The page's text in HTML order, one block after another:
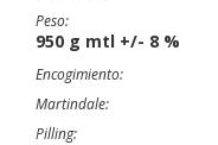
Peso:
950 g mtl +/- 8 %
Encogimiento:
Martindale:
Pilling: